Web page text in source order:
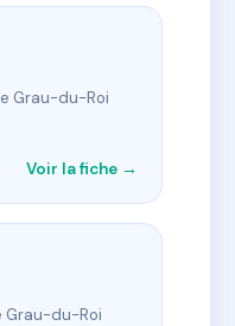
Grau-du-Roi
Voir la fiche →
Grau-du-Roi